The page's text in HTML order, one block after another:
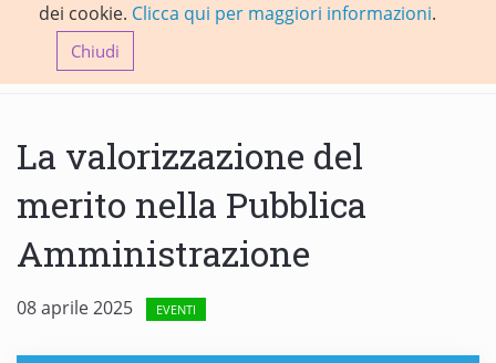
dei cookie. Clicca qui per maggiori informazioni.
Chiudi
La valorizzazione del
merito nella Pubblica
Amministrazione
08 aprile 2025 EVENTI